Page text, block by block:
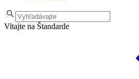
Vitajte na Štandarde